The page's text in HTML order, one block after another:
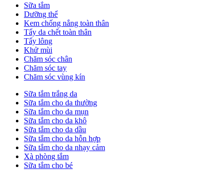
Sữa tắm
Dưỡng thể
Kem chống nắng toàn thân
Tẩy da chết toàn thân
Tẩy lông
Khử mùi
Chăm sóc chân
Chăm sóc tay
Chăm sóc vùng kín
Sữa tắm trắng da
Sữa tắm cho da thường
Sữa tắm cho da mụn
Sữa tắm cho da khô
Sữa tắm cho da dầu
Sữa tắm cho da hỗn hợp
Sữa tắm cho da nhạy cảm
Xà phòng tắm
Sữa tắm cho bé